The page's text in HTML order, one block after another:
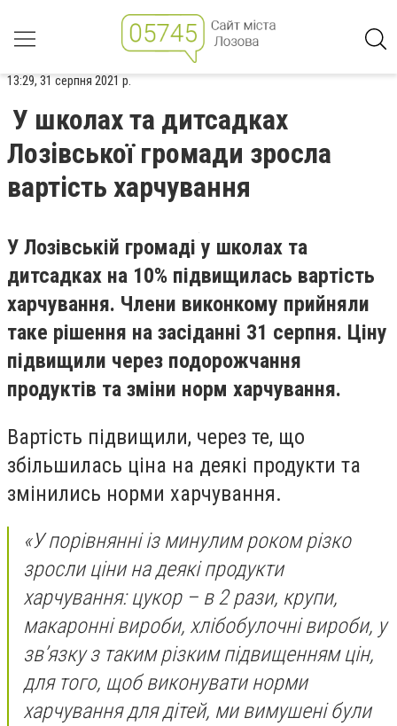
13:29, 31 серпня 2021 р.
У школах та дитсадках
Лозівської громади зросла
вартість харчування
У Лозівській громаді у школах та
дитсадках на 10% підвищилась вартість
харчування. Члени виконкому прийняли
таке рішення на засіданні 31 серпня. Ціну
підвищили через подорожчання
продуктів та зміни норм харчування.
Вартість підвищили, через те, що
збільшилась ціна на деякі продукти та
змінились норми харчування.
«У порівнянні із минулим роком різко
зросли ціни на деякі продукти
харчування: цукор – в 2 рази, крупи,
макаронні вироби, хлібобулочні вироби, у
зв’язку з таким різким підвищенням цін,
для того, щоб виконувати норми
харчування для дітей, ми вимушені були